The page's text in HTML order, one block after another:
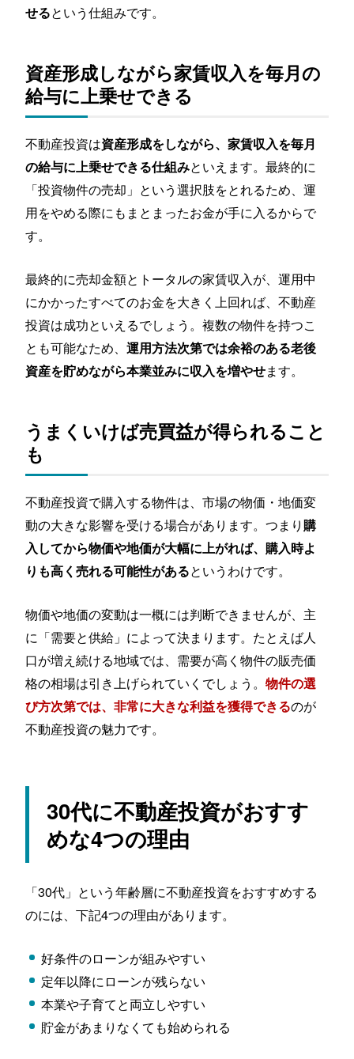
不動産投資家の6割は会社員
節税効果で家賃収入以上に手取りが増える
30代が不動産投資をスタートするまでの流れ
まとめ
せるという仕組みです。
資産形成しながら家賃収入を毎月の
給与に上乗せできる
不動産投資は資産形成をしながら、家賃収入を毎月
の給与に上乗せできる仕組みといえます。最終的に
「投資物件の売却」という選択肢をとれるため、運
用をやめる際にもまとまったお金が手に入るからで
す。
最終的に売却金額とトータルの家賃収入が、運用中
にかかったすべてのお金を大きく上回れば、不動産
投資は成功といえるでしょう。複数の物件を持つこ
とも可能なため、運用方法次第では余裕のある老後
資産を貯めながら本業並みに収入を増やせます。
うまくいけば売買益が得られること
も
不動産投資で購入する物件は、市場の物価・地価変
動の大きな影響を受ける場合があります。つまり購
入してから物価や地価が大幅に上がれば、購入時よ
りも高く売れる可能性があるというわけです。
物価や地価の変動は一概には判断できませんが、主
に「需要と供給」によって決まります。たとえば人
口が増え続ける地域では、需要が高く物件の販売価
格の相場は引き上げられていくでしょう。物件の選
び方次第では、非常に大きな利益を獲得できるのが
不動産投資の魅力です。
30代に不動産投資がおすす
めな4つの理由
「30代」という年齢層に不動産投資をおすすめする
のには、下記4つの理由があります。
好条件のローンが組みやすい
定年以降にローンが残らない
本業や子育てと両立しやすい
貯金があまりなくても始められる